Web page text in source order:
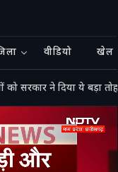
वीडियो खेल
को सरकार ने दिया ये बड़ा